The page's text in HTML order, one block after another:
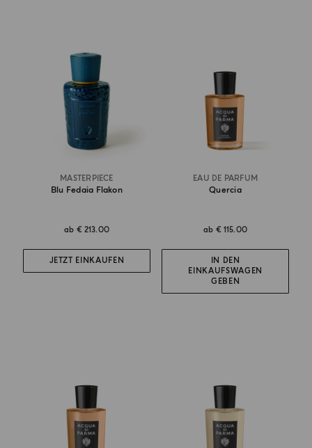
MASTERPIECE
Blu Fedaia Flakon
ab € 213.00
JETZT EINKAUFEN
EAU DE PARFUM
Quercia
ab € 115.00
IN DEN
EINKAUFSWAGEN
GEBEN